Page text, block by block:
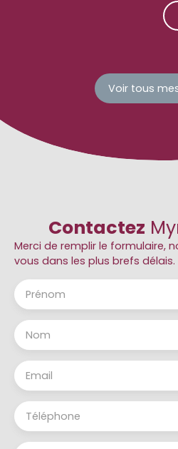
Voir tous
Contactez
Merci de remplir le formulaire,
vous dans les plus brefs délais.
Prénom
Nom
Email
Téléphone